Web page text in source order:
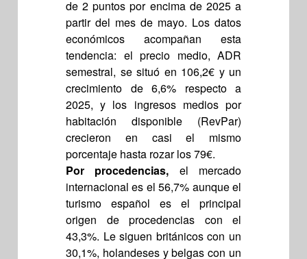
de 2 puntos por encima de 2025 a
partir del mes de mayo. Los datos
económicos acompañan esta
tendencia: el precio medio, ADR
semestral, se situó en 106,2€ y un
crecimiento de 6,6% respecto a
2025, y los ingresos medios por
habitación disponible (RevPar)
crecieron en casi el mismo
porcentaje hasta rozar los 79€.
Por procedencias, el mercado
internacional es el 56,7% aunque el
turismo español es el principal
origen de procedencias con el
43,3%. Le siguen británicos con un
30,1%, holandeses y belgas con un